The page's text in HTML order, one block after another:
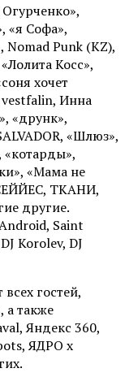
«я Софа»,
Nomad Punk (KZ),
Косс»,
хочет
vestfalin, Инна
«друнк»,
«Шлюз»,
«котарды»,
«Мама не
ТКАНИ,
другие.
Saint
Korolev, DJ
гостей,
а также
Яндекс 360,
ЯДРО х